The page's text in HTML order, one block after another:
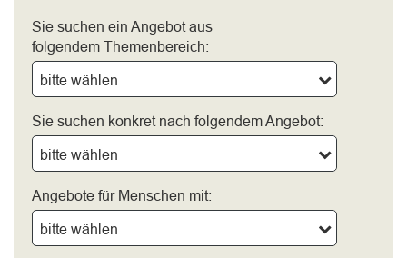
Sie suchen ein Angebot aus
folgendem Themenbereich:
bitte wählen
Sie suchen konkret nach folgendem Angebot:
bitte wählen
Angebote für Menschen mit:
bitte wählen